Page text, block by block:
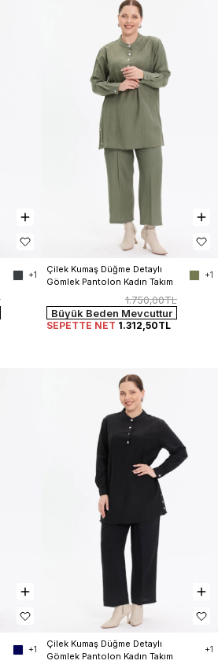
+1
Çilek Kumaş Düğme Detaylı
Gömlek Pantolon Kadın Takım
+1
1.750,00TL
Büyük Beden Mevcuttur
SEPETTE NET 1.312,50TL
+1
Çilek Kumaş Düğme Detaylı
Gömlek Pantolon Kadın Takım
+1